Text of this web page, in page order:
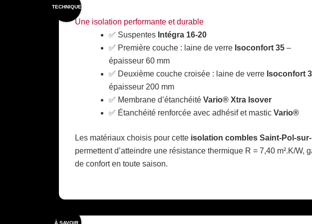
TECHNIQUE
Une isolation performante et durable
✅ Suspentes Intégra 16-20
✅ Première couche : laine de verre Isoconfort 35 –
épaisseur 60 mm
✅ Deuxième couche croisée : laine de verre Isoconfort
épaisseur 200 mm
✅ Membrane d’étanchéité Vario® Xtra Isover
✅ Étanchéité renforcée avec adhésif et mastic Vario®
Les matériaux choisis pour cette isolation combles Saint-Pol-
permettent d’atteindre une résistance thermique R = 7,40 m².K/W,
de confort en toute saison.
À SAVOIR